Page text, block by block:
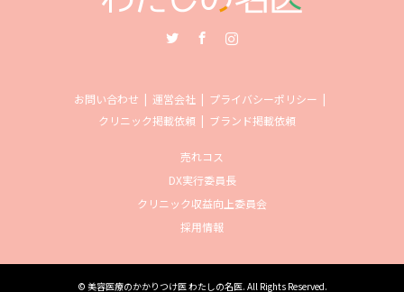
お問い合わせ 運営会社
プライバシーポリシー
クリニック掲載依頼
ブランド掲載依頼
売れコス
DX実行委員長
クリニック収益向上委員会
採用情報
© 美容医療のかかりつけ医 わたしの名医. All Rights Reserved.